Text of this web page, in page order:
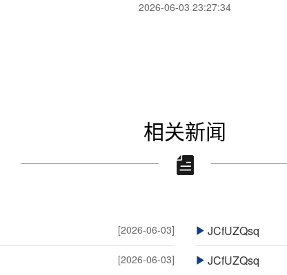
2026-06-03 23:27:34
相关新闻
[2026-06-03] JCfUZQsq
[2026-06-03] JCfUZQsq